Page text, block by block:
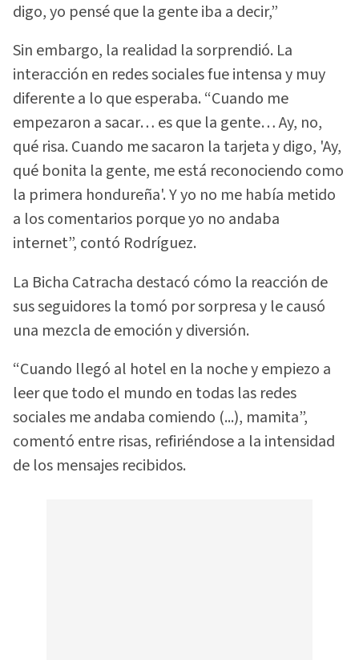
digo, yo pensé que la gente iba a decir,”
Sin embargo, la realidad la sorprendió. La
interacción en redes sociales fue intensa y muy
diferente a lo que esperaba. “Cuando me
empezaron a sacar… es que la gente… Ay, no,
qué risa. Cuando me sacaron la tarjeta y digo, 'Ay,
qué bonita la gente, me está reconociendo como
la primera hondureña'. Y yo no me había metido
a los comentarios porque yo no andaba
internet”, contó Rodríguez.
La Bicha Catracha destacó cómo la reacción de
sus seguidores la tomó por sorpresa y le causó
una mezcla de emoción y diversión.
“Cuando llegó al hotel en la noche y empiezo a
leer que todo el mundo en todas las redes
sociales me andaba comiendo (...), mamita”,
comentó entre risas, refiriéndose a la intensidad
de los mensajes recibidos.